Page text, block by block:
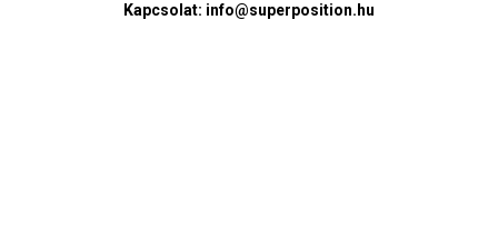
Kapcsolat: info@superposition.hu